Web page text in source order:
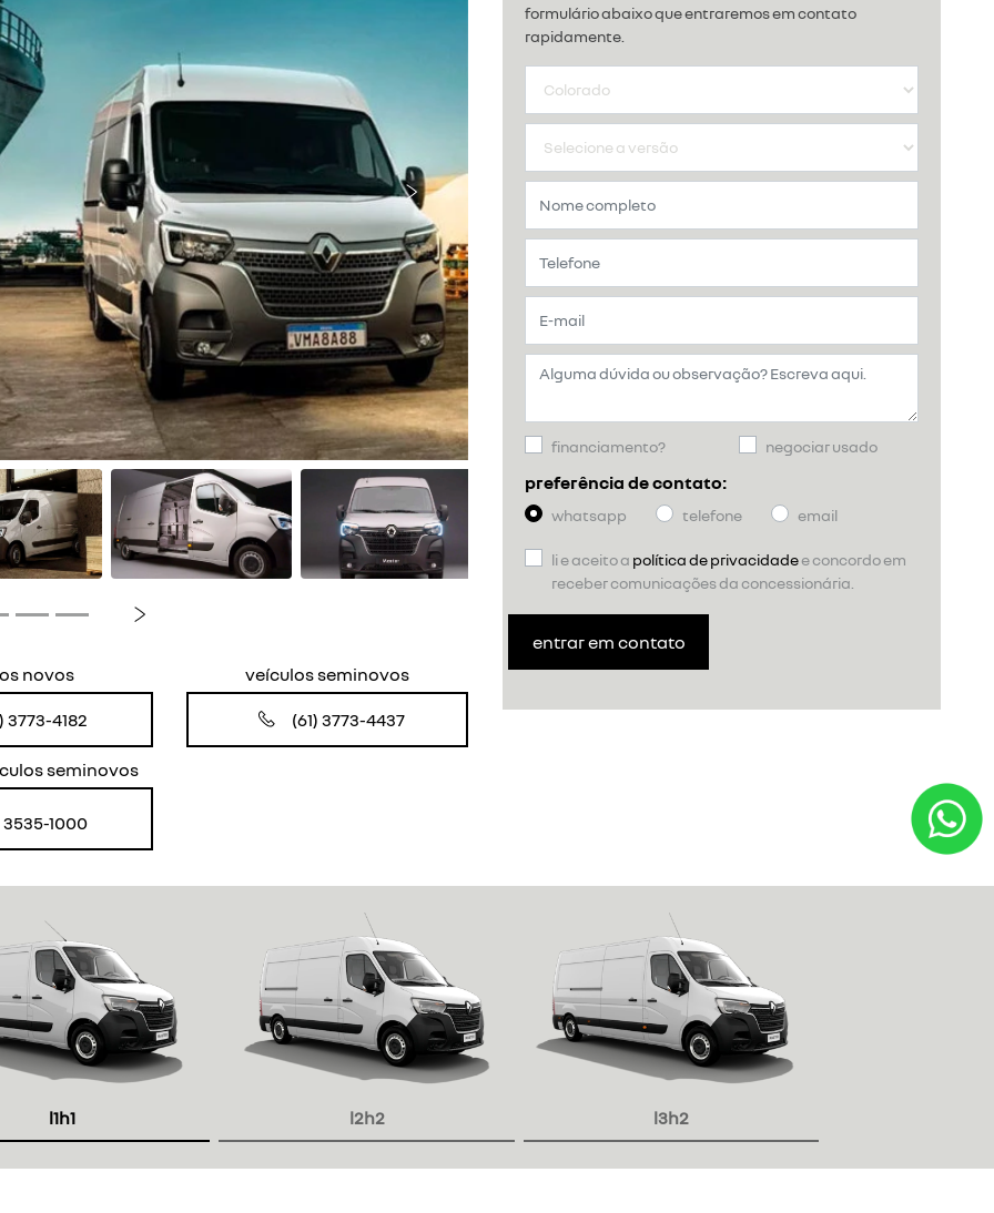
formulário abaixo que entraremos em contato
rapidamente.
financiamento? negociar usado
preferência de contato:
whatsapp telefone email
li e aceito a política de privacidadee concordo em
receber comunicações da concessionária.
entrar em contato
Próximo
Próximo
novos
3773-4182
veículos seminovos
(61) 3773-4437
seminovos
3535-1000
l1h1 l2h2 l3h2